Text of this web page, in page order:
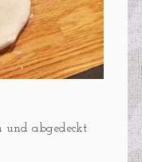
und abgedeckt